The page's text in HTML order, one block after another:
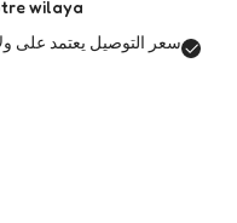
wilaya
سعر التوصيل يعتمد على